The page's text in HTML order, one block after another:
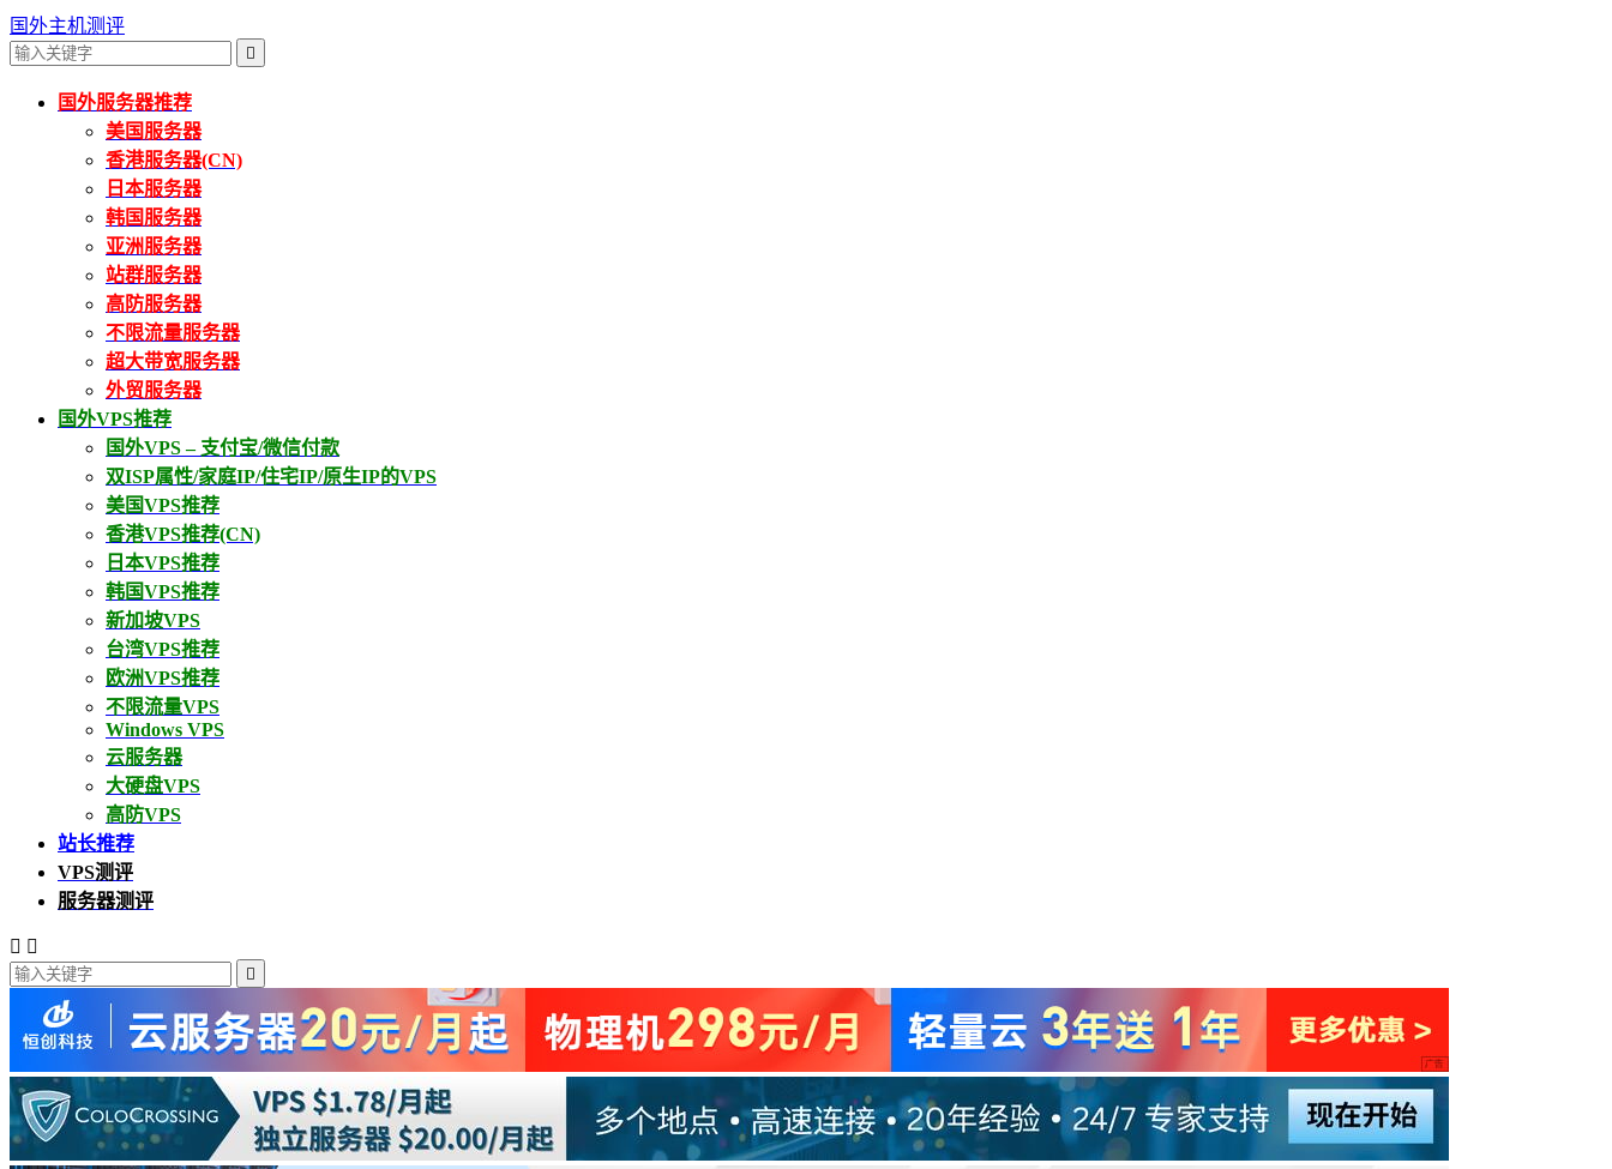
国外主机测评

国外服务器推荐
美国服务器
香港服务器(CN)
日本服务器
韩国服务器
亚洲服务器
站群服务器
高防服务器
不限流量服务器
超大带宽服务器
外贸服务器
国外VPS推荐
国外VPS – 支付宝/微信付款
双ISP属性/家庭IP/住宅IP/原生IP的VPS
美国VPS推荐
香港VPS推荐(CN)
日本VPS推荐
韩国VPS推荐
新加坡VPS
台湾VPS推荐
欧洲VPS推荐
不限流量VPS
Windows VPS
云服务器
大硬盘VPS
高防VPS
站长推荐
VPS测评
服务器测评
 
